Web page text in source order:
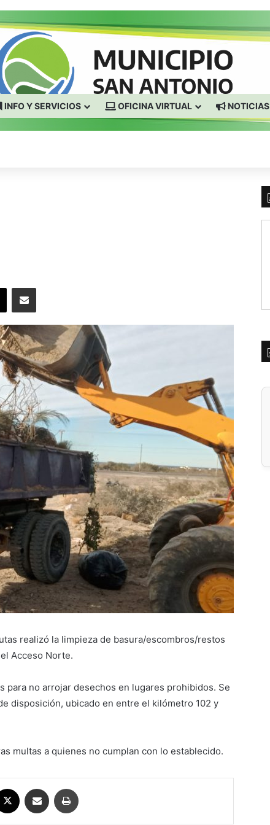
INFO Y SERVICIOS OFICINA VIRTUAL NOTICIAS
X Compartir por correo electrónico
realizó la limpieza de basura/escombros/restos
Acceso Norte.
para no arrojar desechos en lugares prohibidos. Se
disposición, ubicado en entre el kilómetro 102 y
multas a quienes no cumplan con lo establecido.
Compartir por correo electrónico